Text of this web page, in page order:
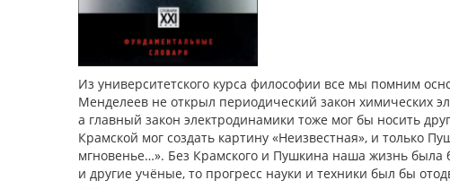
Из университетского курса философии все мы помним
Менделеев не открыл периодический закон химических
а главный закон электродинамики тоже мог бы носить
Крамской мог создать картину «Неизвестная», и только
мгновенье…». Без Крамского и Пушкина наша жизнь
и другие учёные, то прогресс науки и техники был бы